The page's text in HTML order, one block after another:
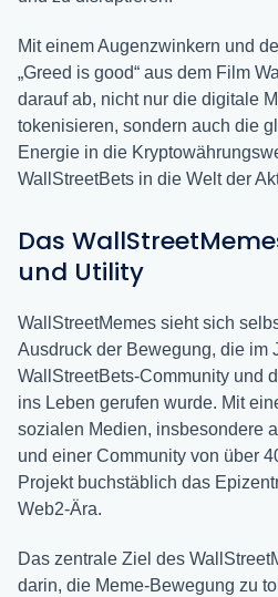
Mit einem Augenzwinkern und
„Greed is good“ aus dem Film
darauf ab, nicht nur die digitale
tokenisieren, sondern auch die
Energie in die
WallStreetBets in die Welt der
Das
und Utility
WallStreetMemes sieht sich
Ausdruck der Bewegung, die im
WallStreetBets-Community und
ins Leben gerufen wurde. Mit
sozialen Medien, insbesondere
und einer Community von über
Projekt buchstäblich das
Web2-Ära.
Das zentrale Ziel des
darin, die Meme-Bewegung zu